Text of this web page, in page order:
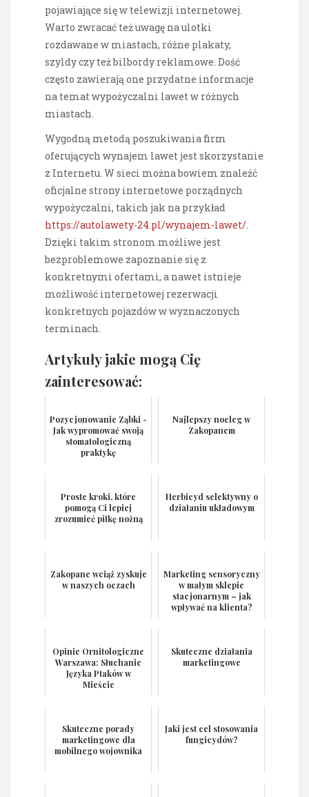
pojawiające się w telewizji internetowej.
Warto zwracać też uwagę na ulotki
rozdawane w miastach, różne plakaty,
szyldy czy też bilbordy reklamowe. Dość
często zawierają one przydatne informacje
na temat wypożyczalni lawet w różnych
miastach.
Wygodną metodą poszukiwania firm
oferujących wynajem lawet jest skorzystanie
z Internetu. W sieci można bowiem znaleźć
oficjalne strony internetowe porządnych
wypożyczalni, takich jak na przykład
https://autolawety-24.pl/wynajem-lawet/
Dzięki takim stronom możliwe jest
bezproblemowe zapoznanie się z
konkretnymi ofertami, a nawet istnieje
możliwość internetowej rezerwacji
konkretnych pojazdów w wyznaczonych
terminach.
Artykuły jakie mogą Cię
zainteresować:
Pozycjonowanie Ząbki -
Jak wypromować swoją
stomatologiczną
praktykę
Najlepszy nocleg w
Zakopanem
Proste kroki, które
pomogą Ci lepiej
zrozumieć piłkę nożną
Herbicyd selektywny o
działaniu układowym
Zakopane wciąż zyskuje
w naszych oczach
Marketing sensoryczny
w małym sklepie
stacjonarnym – jak
wpływać na klienta?
Opinie Ornitologiczne
Warszawa: Słuchanie
Języka Ptaków w
Mieście
Skuteczne działania
marketingowe
Skuteczne porady
marketingowe dla
mobilnego wojownika
Jaki jest cel stosowania
fungicydów?